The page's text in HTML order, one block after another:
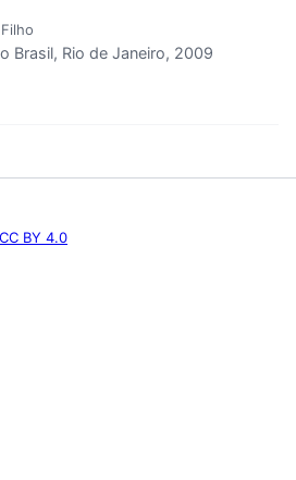
Brasil, Rio de Janeiro, 2009
CC BY 4.0